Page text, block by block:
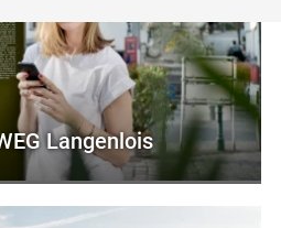
Langenlois